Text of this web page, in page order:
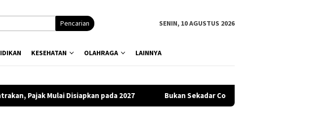
Pencarian SENIN, 10 AGUSTUS 2026
KESEHATAN OLAHRAGA LAINNYA
pada 2027 Bukan Sekadar Comeback, “Kau Yang Utama” Jadi Surat Cinta Syahrini